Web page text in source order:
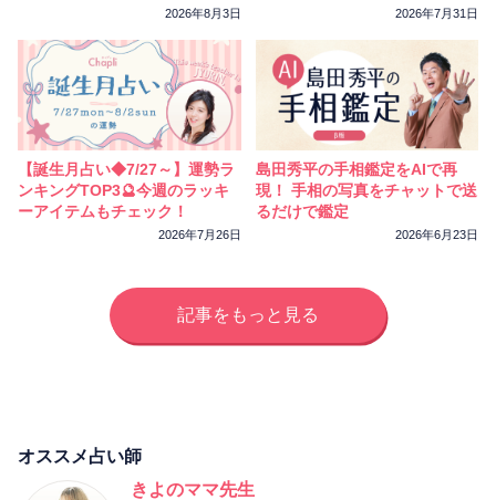
連絡
2026年8月3日 2026年7月31日
【誕生月占い◆7/27～】運勢ラ
ンキングTOP3🔮今週のラッキ
ーアイテムもチェック！
2026年7月26日
島田秀平の手相鑑定をAIで再
現！ 手相の写真をチャットで送
るだけで鑑定
2026年6月23日
記事をもっと見る
オススメ占い師
きよのママ先生